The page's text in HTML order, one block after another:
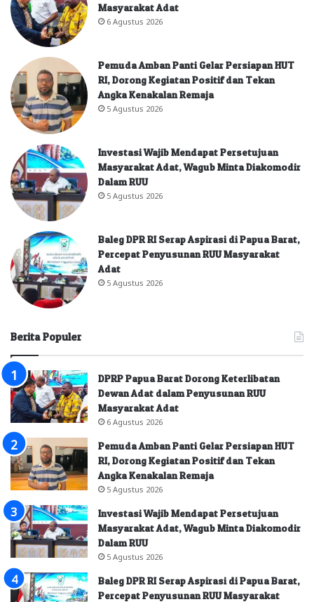
Masyarakat Adat
6 Agustus 2026
Pemuda Amban Panti Gelar Persiapan HUT
RI, Dorong Kegiatan Positif dan Tekan
Angka Kenakalan Remaja
5 Agustus 2026
Investasi Wajib Mendapat Persetujuan
Masyarakat Adat, Wagub Minta Diakomodir
Dalam RUU
5 Agustus 2026
Baleg DPR RI Serap Aspirasi di Papua Barat,
Percepat Penyusunan RUU Masyarakat
Adat
5 Agustus 2026
Berita Populer
DPRP Papua Barat Dorong Keterlibatan
Dewan Adat dalam Penyusunan RUU
Masyarakat Adat
6 Agustus 2026
Pemuda Amban Panti Gelar Persiapan HUT
RI, Dorong Kegiatan Positif dan Tekan
Angka Kenakalan Remaja
5 Agustus 2026
Investasi Wajib Mendapat Persetujuan
Masyarakat Adat, Wagub Minta Diakomodir
Dalam RUU
5 Agustus 2026
Baleg DPR RI Serap Aspirasi di Papua Barat,
Percepat Penyusunan RUU Masyarakat